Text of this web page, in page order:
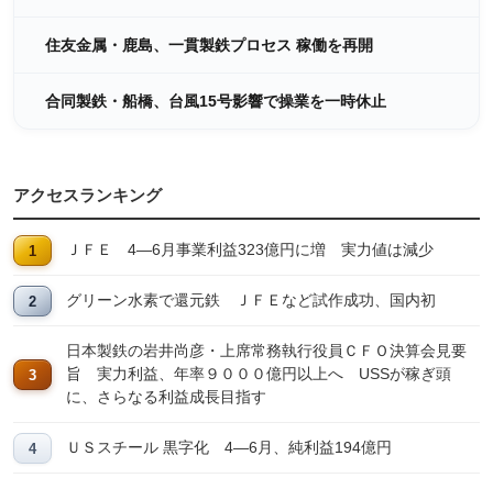
住友金属・鹿島、一貫製鉄プロセス 稼働を再開
合同製鉄・船橋、台風15号影響で操業を一時休止
アクセスランキング
ＪＦＥ 4―6月事業利益323億円に増 実力値は減少
グリーン水素で還元鉄 ＪＦＥなど試作成功、国内初
日本製鉄の岩井尚彦・上席常務執行役員ＣＦＯ決算会見要
旨 実力利益、年率９０００億円以上へ USSが稼ぎ頭
に、さらなる利益成長目指す
ＵＳスチール 黒字化 4―6月、純利益194億円